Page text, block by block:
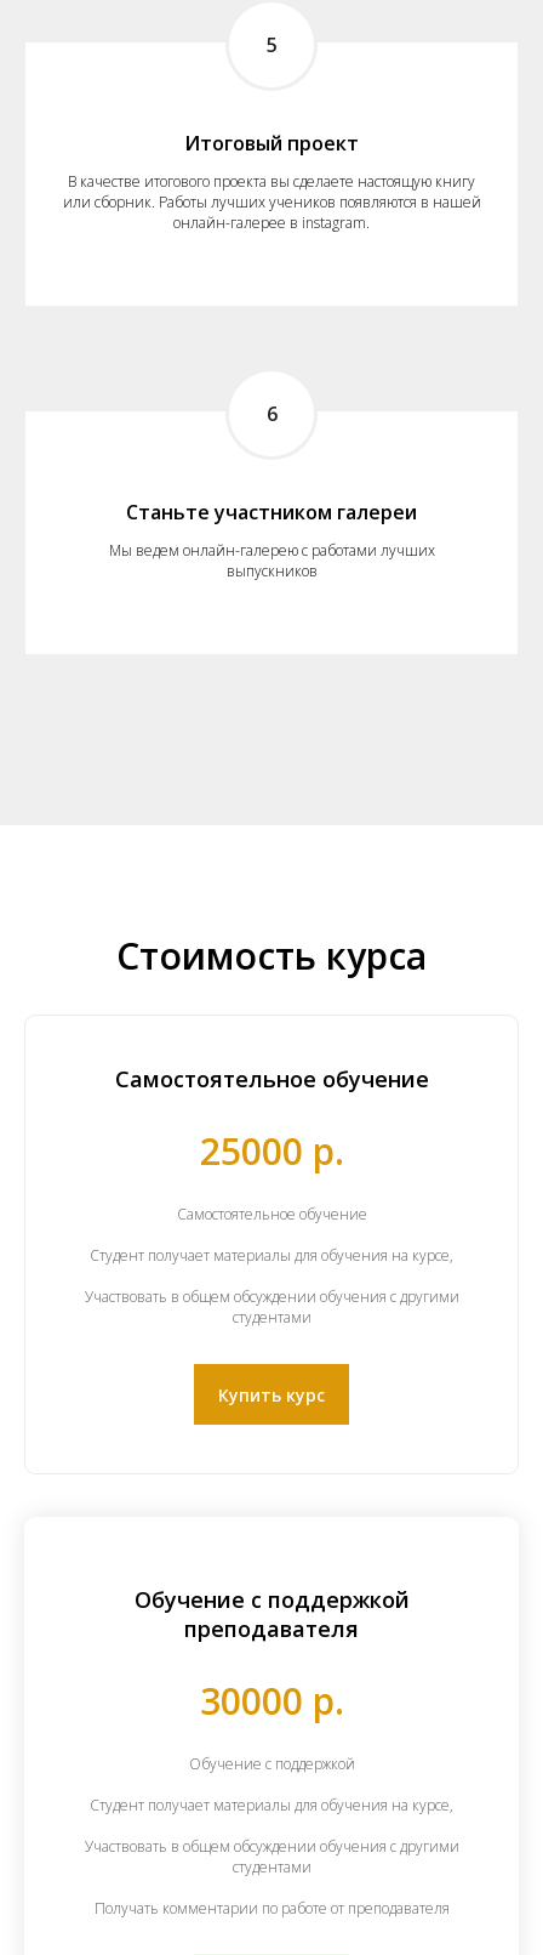
5
Итоговый проект
В качестве итогового проекта вы сделаете настоящую книгу
или сборник. Работы лучших учеников появляются в нашей
онлайн-галерее в instagram.
6
Станьте участником галереи
Мы ведем онлайн-галерею с работами лучших
выпускников
Стоимость курса
Самостоятельное обучение
25000 р.
Самостоятельное обучение
Студент получает материалы для обучения на курсе,
Участвовать в общем обсуждении обучения с другими
студентами
Купить курс
Обучение с поддержкой
преподавателя
30000 р.
Обучение с поддержкой
Студент получает материалы для обучения на курсе,
Участвовать в общем обсуждении обучения с другими
студентами
Получать комментарии по работе от преподавателя